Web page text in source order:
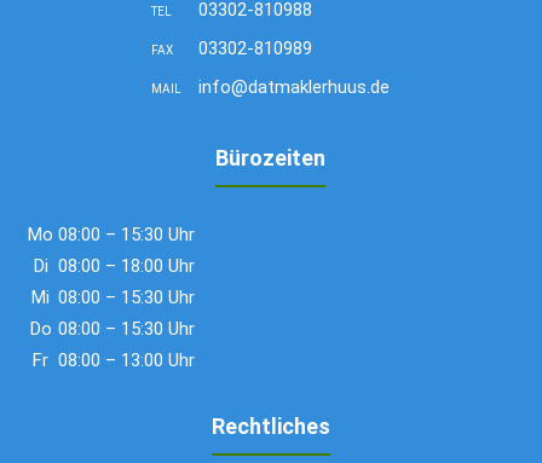
TEL 03302-810988
FAX 03302-810989
MAIL info@datmaklerhuus.de
Bürozeiten
Mo 08:00 – 15:30 Uhr
Di 08:00 – 18:00 Uhr
Mi 08:00 – 15:30 Uhr
Do 08:00 – 15:30 Uhr
Fr 08:00 – 13:00 Uhr
Rechtliches